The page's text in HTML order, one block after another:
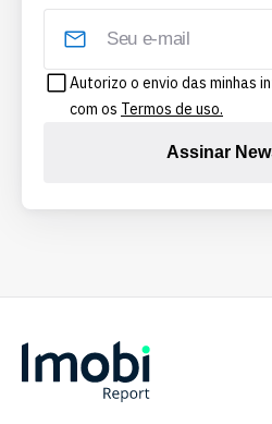
Autorizo o envio das minhas
com os Termos de uso.
Assinar